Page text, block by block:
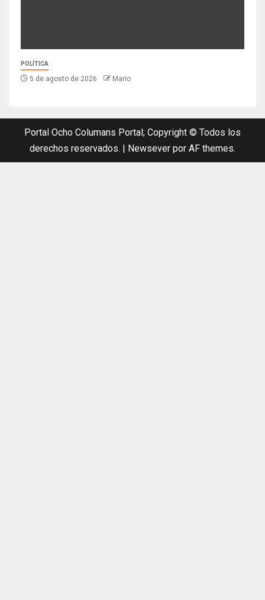
POLÍTICA
5 de agosto de 2026 Mario
Portal Ocho Columans Portal; Copyright © Todos los
derechos reservados. | Newsever por AF themes.